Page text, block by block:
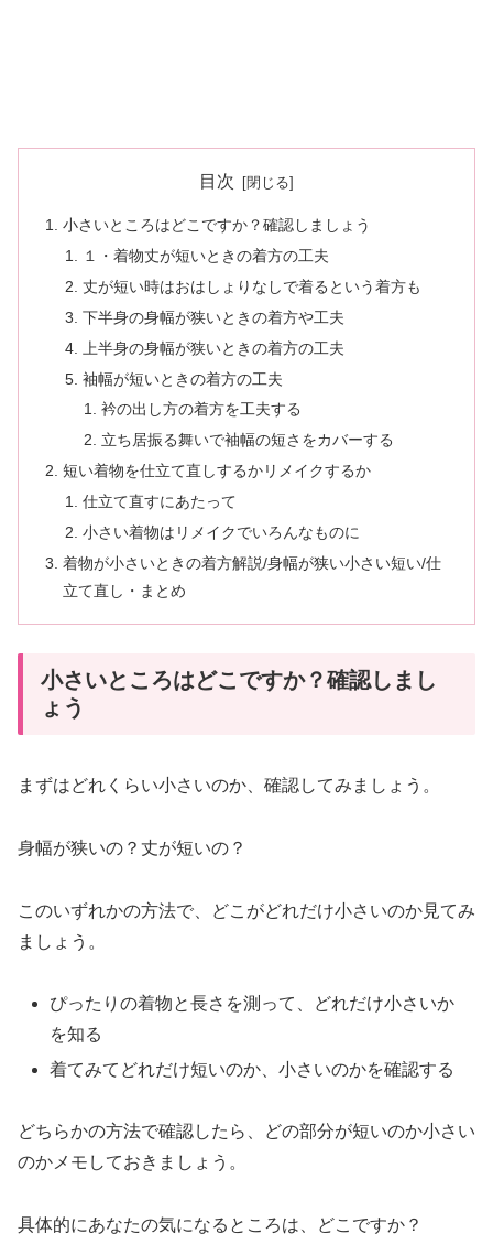
目次
小さいところはどこですか？確認しましょう
１・着物丈が短いときの着方の工夫
丈が短い時はおはしょりなしで着るという着方も
下半身の身幅が狭いときの着方や工夫
上半身の身幅が狭いときの着方の工夫
袖幅が短いときの着方の工夫
衿の出し方の着方を工夫する
立ち居振る舞いで袖幅の短さをカバーする
短い着物を仕立て直しするかリメイクするか
仕立て直すにあたって
小さい着物はリメイクでいろんなものに
着物が小さいときの着方解説/身幅が狭い小さい短い/仕
立て直し・まとめ
小さいところはどこですか？確認しまし
ょう
まずはどれくらい小さいのか、確認してみましょう。
身幅が狭いの？丈が短いの？
このいずれかの方法で、どこがどれだけ小さいのか見てみ
ましょう。
ぴったりの着物と長さを測って、どれだけ小さいか
を知る
着てみてどれだけ短いのか、小さいのかを確認する
どちらかの方法で確認したら、どの部分が短いのか小さい
のかメモしておきましょう。
具体的にあなたの気になるところは、どこですか？